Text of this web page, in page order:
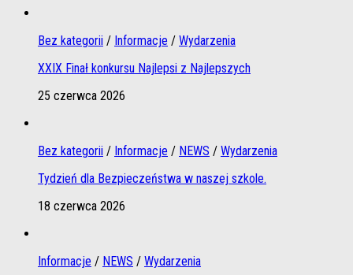
Bez kategorii / Informacje / Wydarzenia
XXIX Finał konkursu Najlepsi z Najlepszych
25 czerwca 2026
Bez kategorii / Informacje / NEWS / Wydarzenia
Tydzień dla Bezpieczeństwa w naszej szkole.
18 czerwca 2026
Informacje / NEWS / Wydarzenia